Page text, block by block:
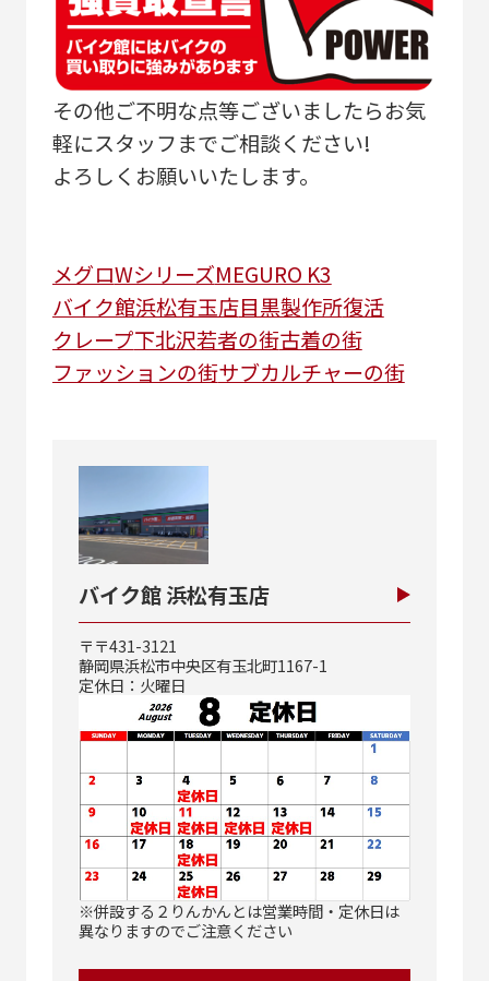
その他ご不明な点等ございましたらお気
軽にスタッフまでご相談ください!
よろしくお願いいたします。
メグロWシリーズMEGURO K3
バイク館浜松有玉店目黒製作所復活
クレープ下北沢若者の街古着の街
ファッションの街サブカルチャーの街
バイク館 浜松有玉店
〒〒431-3121
静岡県浜松市中央区有玉北町1167-1
定休日：火曜日
※併設する２りんかんとは営業時間・定休日は
異なりますのでご注意ください